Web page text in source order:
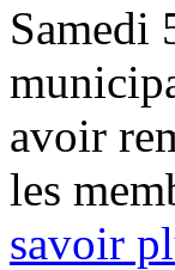
Samedi
avoir
les
savoir